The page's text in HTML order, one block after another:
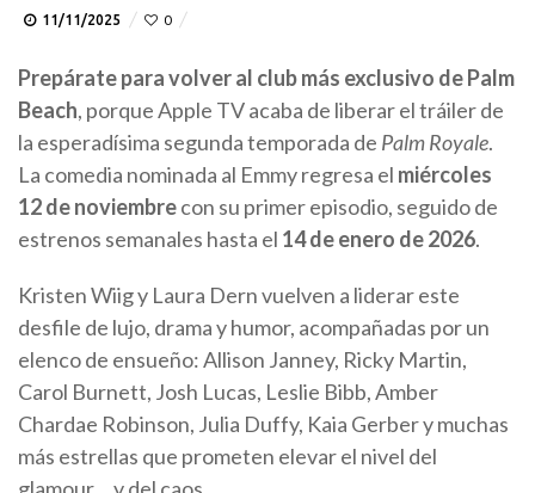
11/11/2025 0
Prepárate para volver al club más exclusivo de Palm
Beach, porque Apple TV acaba de liberar el tráiler de
la esperadísima segunda temporada de Palm Royale.
La comedia nominada al Emmy regresa el miércoles
12 de noviembrecon su primer episodio, seguido de
estrenos semanales hasta el 14 de enero de 2026.
Kristen Wiig y Laura Dern vuelven a liderar este
desfile de lujo, drama y humor, acompañadas por un
elenco de ensueño: Allison Janney, Ricky Martin,
Carol Burnett, Josh Lucas, Leslie Bibb, Amber
Chardae Robinson, Julia Duffy, Kaia Gerber y muchas
más estrellas que prometen elevar el nivel del